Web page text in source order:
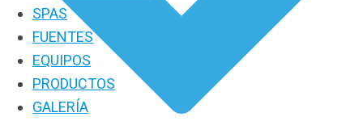
SPAS
FUENTES
EQUIPOS
PRODUCTOS
GALERÍA